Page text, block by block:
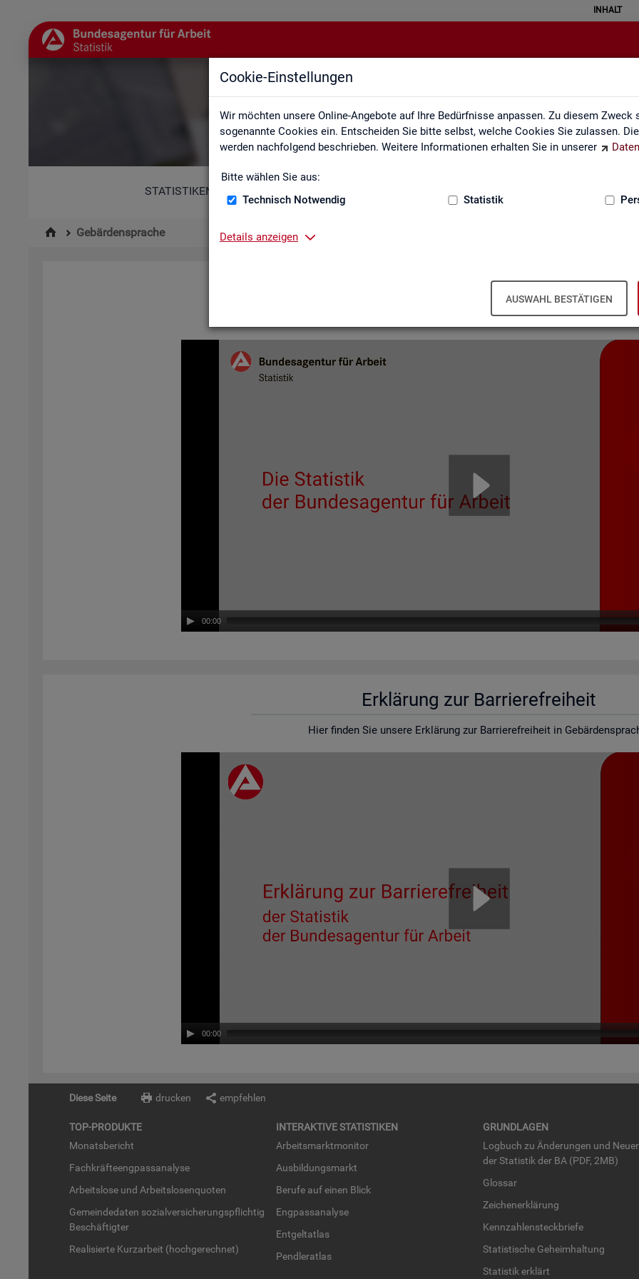
Cookie-Einstellungen
Wir möchten unsere Online-Angebote auf Ihre Bedürfnisse anpassen. Zu diesem Zweck
sogenannte Cookies ein. Entscheiden Sie bitte selbst, welche Cookies Sie zulassen.
werden nachfolgend beschrieben. Weitere Informationen erhalten Sie in unserer
Bitte wählen Sie aus:
Technisch Notwendig
Statistik
Details anzeigen
AUSWAHL BESTÄTIGEN
INHALT
Gebärdensprache
STATISTIKEN
Gebärdensprache
In­for­ma­tio­nen in Ge­bär­den­spra­che
Hier fin­den Sie unser In­for­ma­ti­ons­vi­deo in Deut­scher
00:00
Er­klä­rung zur Bar­rie­re­frei­heit
Hier fin­den Sie un­se­re Er­klä­rung zur Bar­rie­re­frei­heit in
00:00
Diese Seite drucken empfehlen
TOP-PRO­DUK­TE
Mo­nats­be­richt
Fach­kräf­te­eng­pass­ana­ly­se
Ar­beits­lo­se und Ar­beits­lo­sen­quo­ten
Ge­mein­de­da­ten so­zi­al­ver­si­che­rungs­pflich­tig
Be­schäf­tig­ter
Rea­li­sier­te Kurz­ar­beit (hoch­ge­rech­net)
IN­TER­AK­TI­VE STA­TIS­TI­KEN
Ar­beits­markt­mo­ni­tor
Aus­bil­dungs­markt
Be­ru­fe auf einen Blick
Eng­pass­ana­ly­se
Ent­gel­t­at­las
Pend­ler­at­las
GRUND­LA­GEN
Log­buch zu Än­de­run­gen und
der Sta­tis­tik der BA (PDF, 2MB)
Glos­sar
Zei­chen­er­klä­rung
Kenn­zah­len­steck­brie­fe
Sta­tis­ti­sche Ge­heim­hal­tung
Sta­tis­tik er­klärt